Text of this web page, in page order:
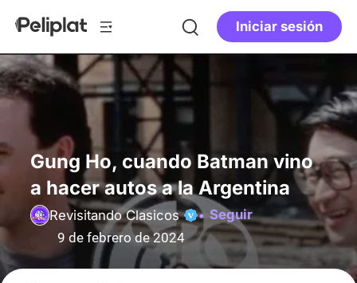
Iniciar sesión
Gung Ho, cuando Batman vino
a hacer autos a la Argentina
Revisitando Clasicos
Seguir
9 de febrero de 2024